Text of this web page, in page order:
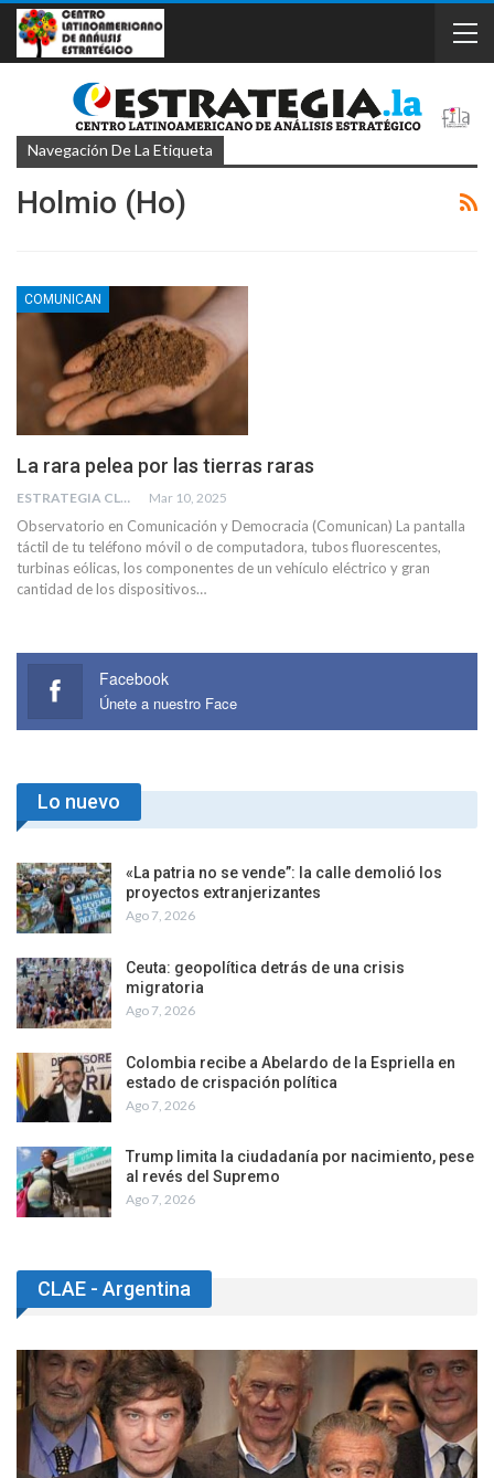
Navegación De La Etiqueta
Holmio (Ho)
COMUNICAN
La rara pelea por las tierras raras
ESTRATEGIA CLAE Mar 10, 2025
Observatorio en Comunicación y Democracia (Comunican) La pantalla
táctil de tu teléfono móvil o de computadora, tubos fluorescentes,
turbinas eólicas, los componentes de un vehículo eléctrico y gran
cantidad de los dispositivos…
Facebook
Únete a nuestro Face
Lo nuevo
«La patria no se vende”: la calle demolió los
proyectos extranjerizantes
Ago 7, 2026
Ceuta: geopolítica detrás de una crisis
migratoria
Ago 7, 2026
Colombia recibe a Abelardo de la Espriella en
estado de crispación política
Ago 7, 2026
Trump limita la ciudadanía por nacimiento, pese
al revés del Supremo
Ago 7, 2026
CLAE - Argentina